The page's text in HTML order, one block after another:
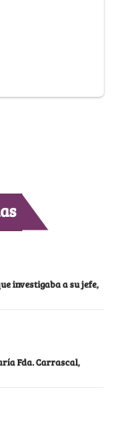
investigaba a su jefe,
Fda. Carrascal,